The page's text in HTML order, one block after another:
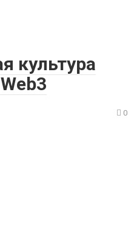
культура
0